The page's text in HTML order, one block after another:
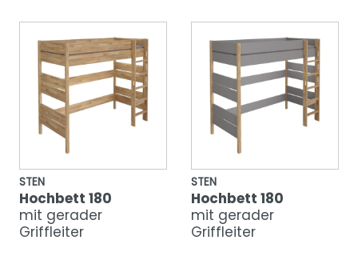
STEN
Hochbett 180
mit gerader
Griffleiter
STEN
Hochbett 180
mit gerader
Griffleiter